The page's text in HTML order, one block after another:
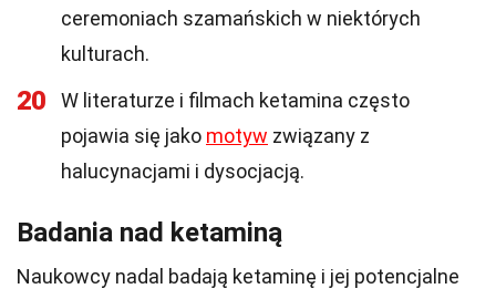
ceremoniach szamańskich w niektórych
kulturach.
20
W literaturze i filmach ketamina często
pojawia się jako motyw związany z
halucynacjami i dysocjacją.
Badania nad ketaminą
Naukowcy nadal badają ketaminę i jej potencjalne